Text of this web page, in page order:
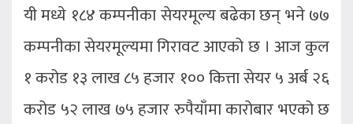
यी मध्ये १८४ कम्पनीका सेयरमूल्य बढेका छन् भने ७७
कम्पनीका सेयरमूल्यमा गिरावट आएको छ । आज कुल
१ करोड १३ लाख ८५ हजार १०० कित्ता सेयर ५ अर्ब २६
करोड ५२ लाख ७५ हजार रुपैयाँमा कारोबार भएको छ